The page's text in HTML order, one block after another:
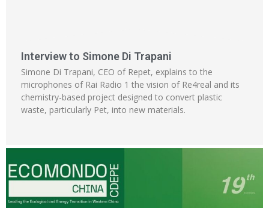
Interview to Simone Di Trapani
Simone Di Trapani, CEO of Repet, explains to the
microphones of Rai Radio 1 the vision of Re4real and its
chemistry-based project designed to convert plastic
waste, particularly Pet, into new materials.